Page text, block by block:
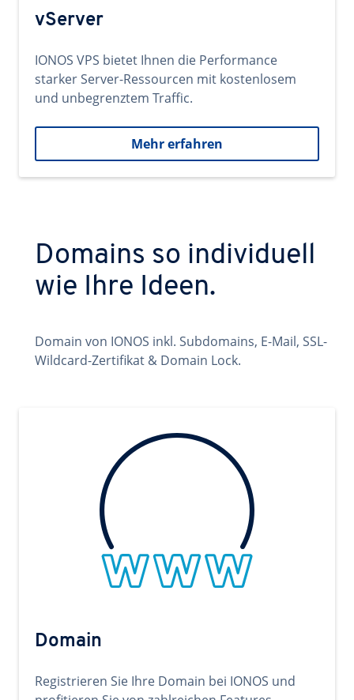
vServer
IONOS VPS bietet Ihnen die Performance
starker Server-Ressourcen mit kostenlosem
und unbegrenztem Traffic.
Mehr erfahren
Domains so individuell
wie Ihre Ideen.
Domain von IONOS inkl. Subdomains, E-Mail, SSL-
Wildcard-Zertifikat & Domain Lock.
Domain
Registrieren Sie Ihre Domain bei IONOS und